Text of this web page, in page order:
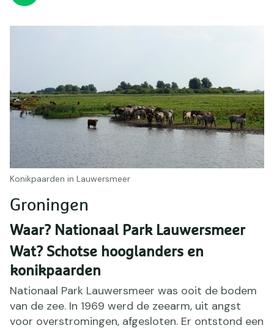
Konikpaarden in Lauwersmeer
Groningen
Waar? Nationaal Park Lauwersmeer
Wat? Schotse hooglanders en
konikpaarden
Nationaal Park Lauwersmeer was ooit de bodem
van de zee. In 1969 werd de zeearm, uit angst
voor overstromingen, afgesloten. Er ontstond een